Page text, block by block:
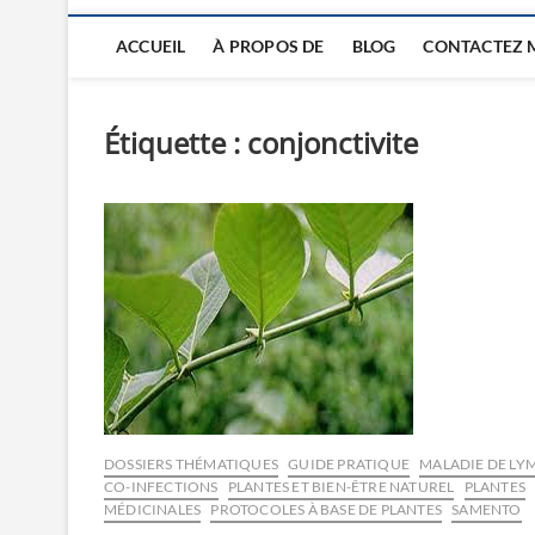
ACCUEIL À PROPOS DE BLOG CONTACTEZ
Étiquette : conjonctivite
DOSSIERS THÉMATIQUES GUIDE PRATIQUE MALADIE DE
CO-INFECTIONS
PLANTES ET BIEN-ÊTRE NATUREL
PLANTES
MÉDICINALES PROTOCOLES À BASE DE PLANTES SAMENTO